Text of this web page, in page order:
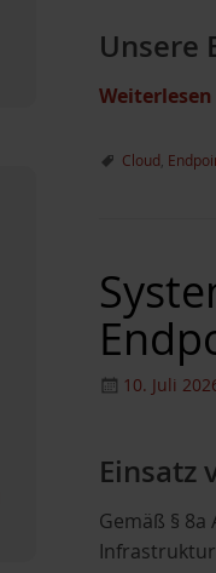
Unsere
Weiterlesen
Cloud
10. Juli
Einsatz
Gemäß §